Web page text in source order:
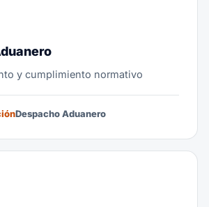
y cumplimiento normativo
Despacho Aduanero